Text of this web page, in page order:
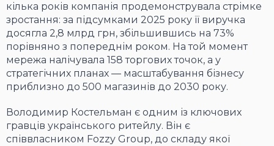
кілька років компанія продемонструвала стрімке
зростання: за підсумками 2025 року її виручка
досягла 2,8 млрд грн, збільшившись на 73%
порівняно з попереднім роком. На той момент
мережа налічувала 158 торгових точок, а у
стратегічних планах — масштабування бізнесу
приблизно до 500 магазинів до 2030 року.
Володимир Костельман є одним із ключових
гравців українського ритейлу. Він є
співвласником Fozzy Group, до складу якої